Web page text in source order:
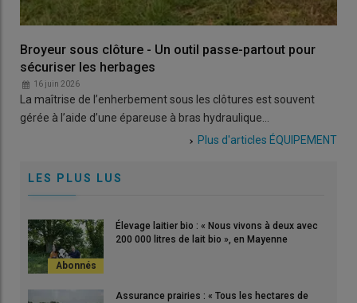
Broyeur sous clôture - Un outil passe-partout pour
sécuriser les herbages
16 juin 2026
La maîtrise de l’enherbement sous les clôtures est souvent
gérée à l’aide d’une épareuse à bras hydraulique…
Plus d'articles ÉQUIPEMENT
LES PLUS LUS
Élevage laitier bio : « Nous vivons à deux avec
200 000 litres de lait bio », en Mayenne
Assurance prairies : « Tous les hectares de